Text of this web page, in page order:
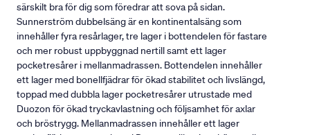
särskilt bra för dig som föredrar att sova på sidan.
Sunnerström dubbelsäng är en kontinentalsäng som
innehåller fyra resårlager, tre lager i bottendelen för fastare
och mer robust uppbyggnad nertill samt ett lager
pocketresårer i mellanmadrassen. Bottendelen innehåller
ett lager med bonellfjädrar för ökad stabilitet och livslängd,
toppad med dubbla lager pocketresårer utrustade med
Duozon för ökad tryckavlastning och följsamhet för axlar
och bröstrygg. Mellanmadrassen innehåller ett lager